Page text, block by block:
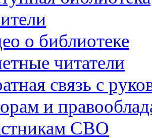
о библиотеке
читатели
связь с
и
СВО